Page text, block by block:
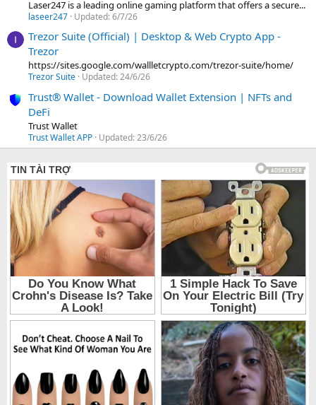
Laser247 is a leading online gaming platform that offers a secure...
laseer247 Updated:6/7/26
Trezor Suite (Official) | Desktop & Web Crypto App -
Trezor
https://sites.google.com/wallletcrypto.com/trezor-suite/home/
Trezor Suite Updated:24/6/26
Trust® Wallet - Download Wallet Extension | NFTs and
DeFi
Trust Wallet
Trust Wallet APP Updated:23/6/26